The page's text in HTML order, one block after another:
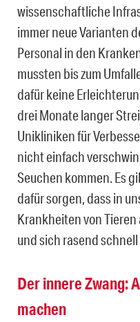
wissenschaftliche
immer neue Varianten
Personal in den
mussten bis zum
dafür keine
drei Monate langer
Unikliniken für
nicht einfach
Seuchen kommen. Es
dafür sorgen, dass in
Krankheiten von
und sich rasend
Der innere Zwang:
machen